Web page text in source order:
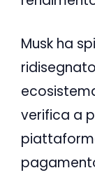
Musk ha
verifica a